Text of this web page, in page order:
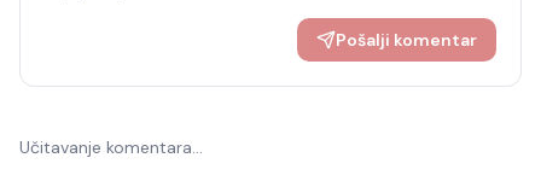
Pošalji komentar
Učitavanje komentara…